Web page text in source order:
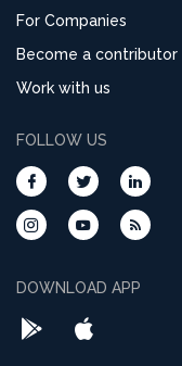
For Companies
Become a contributor
Work with us
FOLLOW US
DOWNLOAD APP